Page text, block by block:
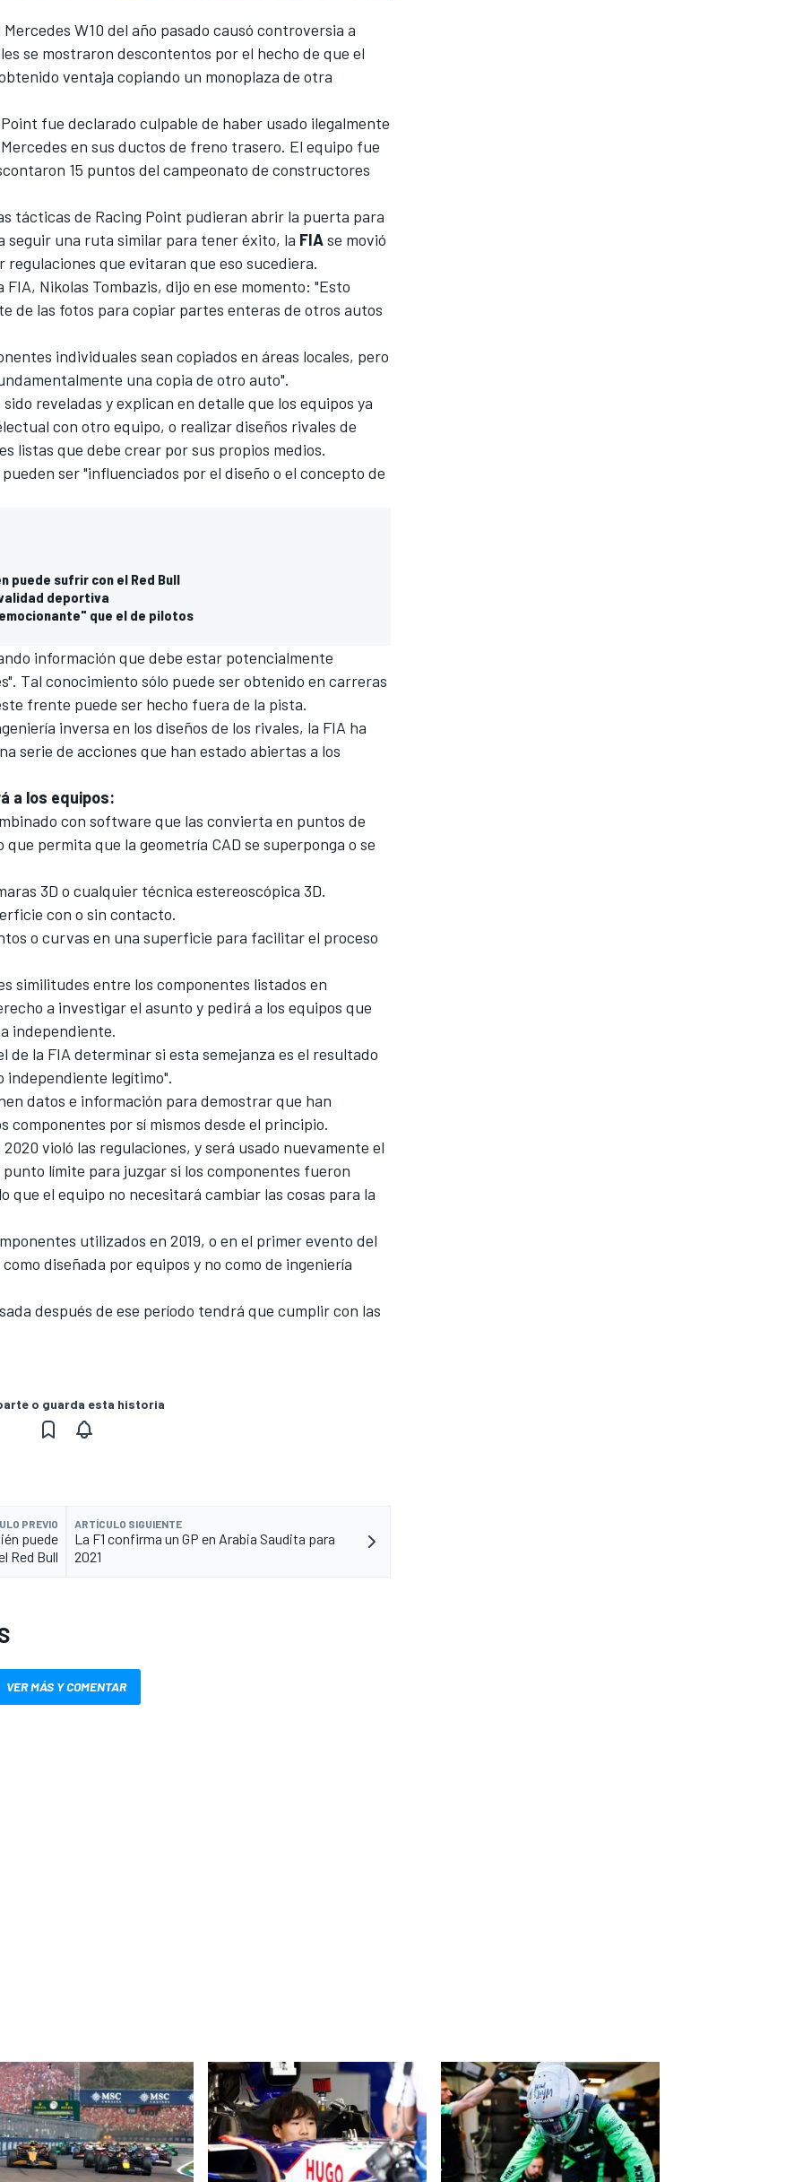
Mercedes W10 del año pasado causó controversia a
se mostraron descontentos por el hecho de que el
ventaja copiando un monoplaza de otra
fue declarado culpable de haber usado ilegalmente
en sus ductos de freno trasero. El equipo fue
15 puntos del campeonato de constructores
tácticas de Racing Point pudieran abrir la puerta para
seguir una ruta similar para tener éxito, la FIAse movió
que evitaran que eso sucediera.
FIA, Nikolas Tombazis, dijo en ese momento: "Esto
de las fotos para copiar partes enteras de otros autos
individuales sean copiados en áreas locales, pero
una copia de otro auto".
reveladas y explican en detalle que los equipos ya
con otro equipo, o realizar diseños rivales de
listas que debe crear por sus propios medios.
ser "influenciados por el diseño o el concepto de
puede sufrir con el Red Bull
deportiva
que el de pilotos
información que debe estar potencialmente
Tal conocimiento sólo puede ser obtenido en carreras
frente puede ser hecho fuera de la pista.
inversa en los diseños de los rivales, la FIA ha
serie de acciones que han estado abiertas a los
a los equipos:
con software que las convierta en puntos de
permita que la geometría CAD se superponga o se
3D o cualquier técnica estereoscópica 3D.
con o sin contacto.
o curvas en una superficie para facilitar el proceso
similitudes entre los componentes listados en
a investigar el asunto y pedirá a los equipos que
independiente.
de la FIA determinar si esta semejanza es el resultado
independiente legítimo".
datos e información para demostrar que han
componentes por sí mismos desde el principio.
violó las regulaciones, y será usado nuevamente el
límite para juzgar si los componentes fueron
que el equipo no necesitará cambiar las cosas para la
utilizados en 2019, o en el primer evento del
diseñada por equipos y no como de ingeniería
después de ese período tendrá que cumplir con las
o guarda esta historia
PREVIO
puede
Red Bull
ARTÍCULO SIGUIENTE
La F1 confirma un GP en Arabia Saudita para
2021
VER MÁS Y COMENTAR